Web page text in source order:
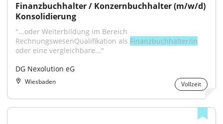
Finanzbuchhalter / Konzernbuchhalter (m/w/d)
Konsolidierung
"...oder Weiterbildung im Bereich
RechnungswesenQualifikation als Finanzbuchhalter/in
oder eine vergleichbare..."
DG Nexolution eG
Wiesbaden Vollzeit